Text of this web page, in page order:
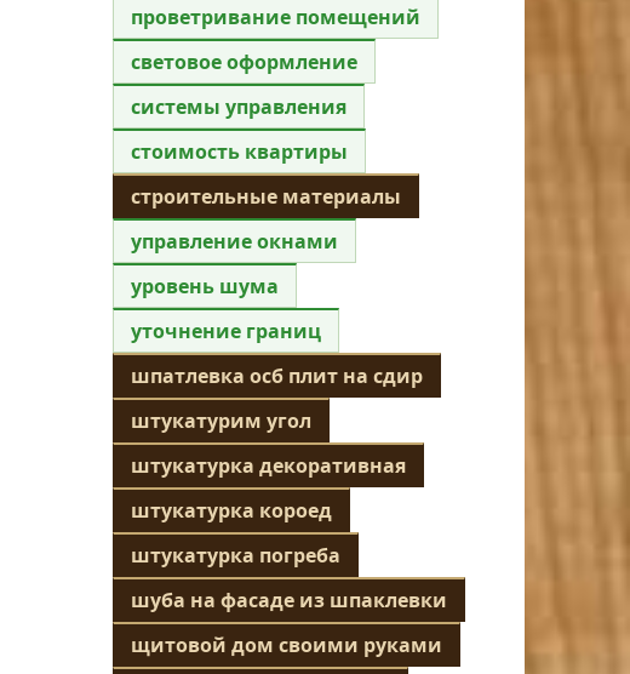
проветривание помещений
световое оформление
системы управления
стоимость квартиры
строительные материалы
управление окнами
уровень шума
уточнение границ
шпатлевка осб плит на сдир
штукатурим угол
штукатурка декоративная
штукатурка короед
штукатурка погреба
шуба на фасаде из шпаклевки
щитовой дом своими руками